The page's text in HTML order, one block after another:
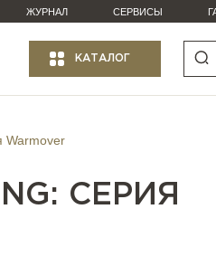
ЖУРНАЛ СЕРВИСЫ
КАТАЛОГ
Warmover
СЕРИЯ